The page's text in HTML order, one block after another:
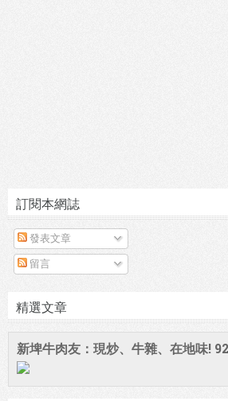
訂閱本網誌
發表文章
留言
精選文章
新埤牛肉友：現炒、牛雜、在地味!